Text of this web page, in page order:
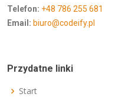
Telefon: +48 786 255 681
Email: biuro@codeify.pl
Przydatne linki
Start